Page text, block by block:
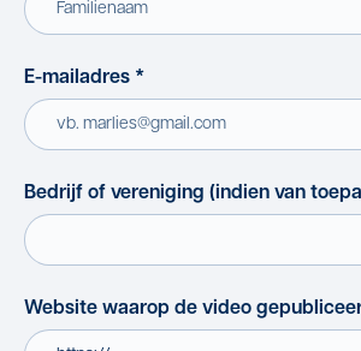
E-mailadres *
Bedrijf of vereniging (indien van
Website waarop de video